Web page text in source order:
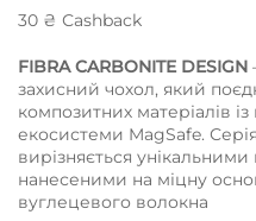
30 ₴ Сashback
FIBRA CARBONITE DESIGN
захисний чохол, який
композитних матеріалів
екосистеми MagSafe.
вирізняється
нанесеними на міцну
вуглецевого волокна